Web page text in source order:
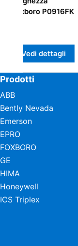
I/O
dettagli
Prodotti
ABB
Bently Nevada
Emerson
EPRO
FOXBORO
GE
HIMA
Honeywell
ICS Triplex